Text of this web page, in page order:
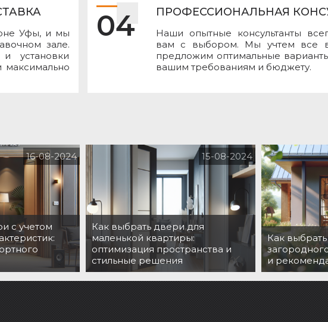
Уфы, и мы
зале.
установки
максимально
04 ПРОФЕССИОНАЛЬНАЯ
Наши опытные консультанты
вам с выбором. Мы учтем все
предложим оптимальные
вашим требованиям и бюджету.
с учетом
16-08-2024
Как выбрать двери для
маленькой квартиры:
оптимизация пространства и
стильные решения
15-08-2024
Как
и